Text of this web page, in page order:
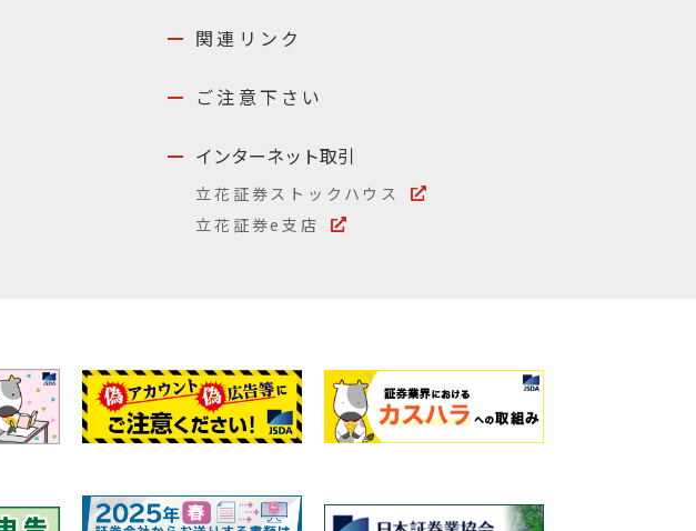
関連リンク
ご注意下さい
インターネット取引
立花証券ストックハウス
立花証券e支店